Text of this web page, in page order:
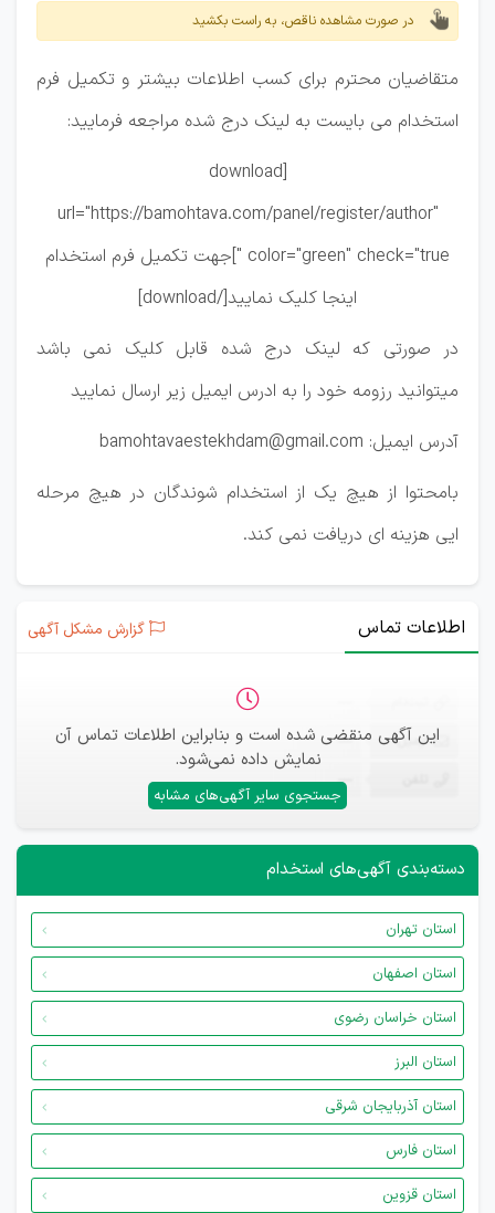
در صورت مشاهده ناقص، به راست بکشید
متقاضیان محترم برای کسب اطلاعات بیشتر و تکمیل فرم
استخدام می بایست به لینک درج شده مراجعه فرمایید:
[download
url="https://bamohtava.com/panel/register/author"
color="green" check="true "]جهت تکمیل فرم استخدام
اینجا کلیک نمایید[/download]
در صورتی که لینک درج شده قابل کلیک نمی باشد
میتوانید رزومه خود را به ادرس ایمیل زیر ارسال نمایید
آدرس ایمیل: bamohtavaestekhdam@gmail.com
بامحتوا از هیچ یک از استخدام شوندگان در هیچ مرحله
ایی هزینه ای دریافت نمی کند.
اطلاعات تماس گزارش مشکل آگهی
این آگهی منقضی شده است و بنابراین اطلاعات تماس آن
نمایش داده نمی‌شود.
جستجوی سایر آگهی‌های مشابه
ایمیل —
—
دسته‌بندی آگهی‌های استخدام
استان تهران
استان اصفهان
استان خراسان رضوی
استان البرز
استان آذربایجان شرقی
استان فارس
استان قزوین